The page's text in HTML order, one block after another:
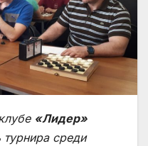
«Лидер»
среди